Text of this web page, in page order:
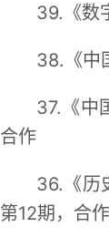
39.《数
38.《中
37.《中
合作
36.《历
第12期，合